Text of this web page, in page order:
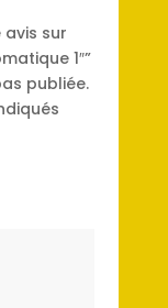
sur
1″”
publiée.